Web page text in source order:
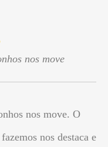
nos move
nos move. O
nos destaca e